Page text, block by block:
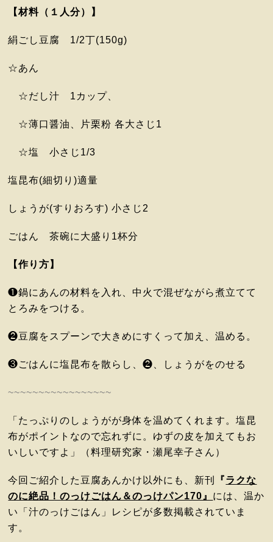
【材料（１人分）】
絹ごし豆腐 1/2丁(150g)
☆あん
☆だし汁 1カップ、
☆薄口醤油、片栗粉 各大さじ1
☆塩 小さじ1/3
塩昆布(細切り)適量
しょうが(すりおろす) 小さじ2
ごはん 茶碗に大盛り1杯分
【作り方】
❶鍋にあんの材料を入れ、中火で混ぜながら煮立てて
とろみをつける。
❷豆腐をスプーンで大きめにすくって加え、温める。
❸ごはんに塩昆布を散らし、❷、しょうがをのせる
~~~~~~~~~~~~~~~~~
「たっぷりのしょうがが身体を温めてくれます。塩昆
布がポイントなので忘れずに。ゆずの皮を加えてもお
いしいですよ」（料理研究家・瀬尾幸子さん）
今回ご紹介した豆腐あんかけ以外にも、新刊 『ラクな
のに絶品！のっけごはん＆のっけパン170』 には、温か
い「汁のっけごはん」レシピが多数掲載されていま
す。